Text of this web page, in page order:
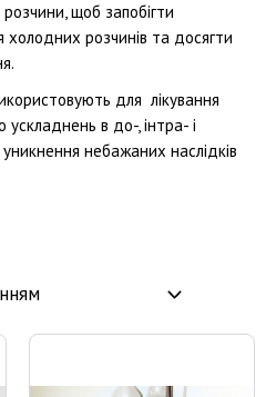
розчини, щоб запобігти
холодних розчинів та досягти
для лікування
ускладнень в до-, інтра- і
небажаних наслідків